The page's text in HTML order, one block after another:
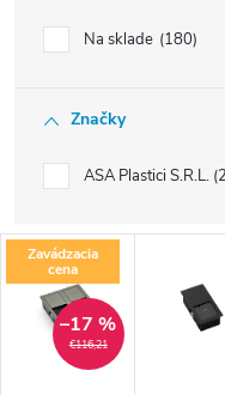
Na sklade 180
Značky
ASA Plastici S.R.L.
VZavádzacia
cena
€116,21
–17 %